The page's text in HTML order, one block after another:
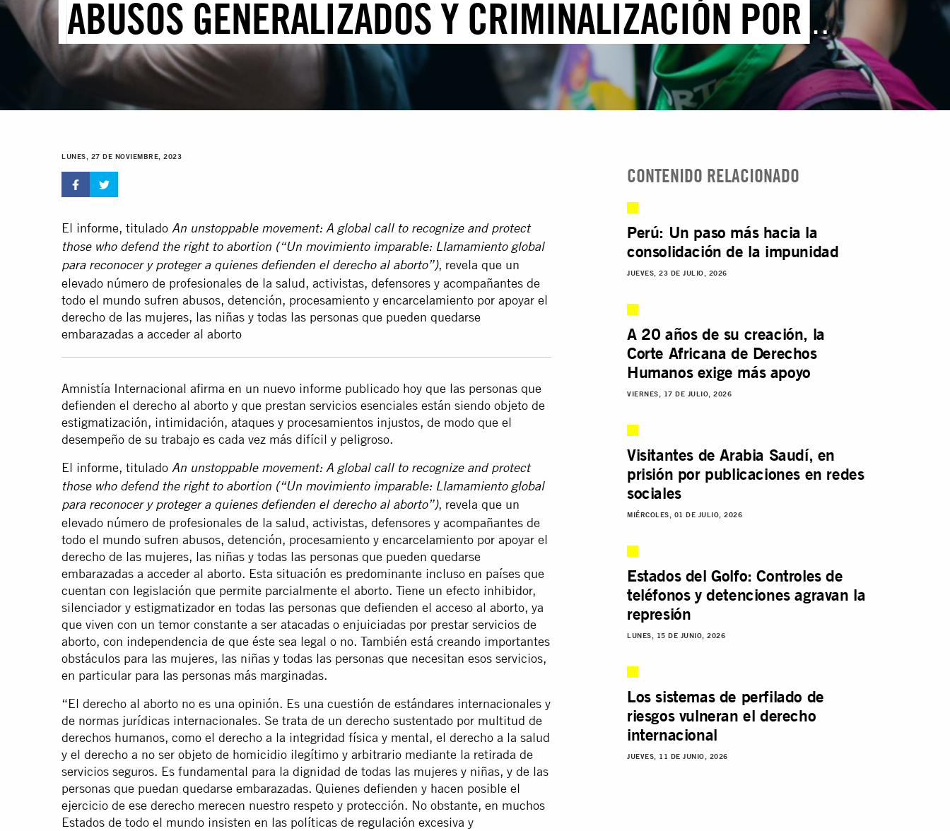
ABUSOS GENERALIZADOS Y CRIMINALIZACIÓN POR
DEFENDER EL DERECHO AL ABORTO
LUNES, 27 DE NOVIEMBRE, 2023
El informe, titulado An unstoppable movement: A global call to recognize and protect
those who defend the right to abortion (“Un movimiento imparable: Llamamiento global
para reconocer y proteger a quienes defienden el derecho al aborto”), revela que un
elevado número de profesionales de la salud, activistas, defensores y acompañantes de
todo el mundo sufren abusos, detención, procesamiento y encarcelamiento por apoyar el
derecho de las mujeres, las niñas y todas las personas que pueden quedarse
embarazadas a acceder al aborto
Amnistía Internacional afirma en un nuevo informe publicado hoy que las personas que
defienden el derecho al aborto y que prestan servicios esenciales están siendo objeto de
estigmatización, intimidación, ataques y procesamientos injustos, de modo que el
desempeño de su trabajo es cada vez más difícil y peligroso.
El informe, titulado An unstoppable movement: A global call to recognize and protect
those who defend the right to abortion (“Un movimiento imparable: Llamamiento global
para reconocer y proteger a quienes defienden el derecho al aborto”), revela que un
elevado número de profesionales de la salud, activistas, defensores y acompañantes de
todo el mundo sufren abusos, detención, procesamiento y encarcelamiento por apoyar el
derecho de las mujeres, las niñas y todas las personas que pueden quedarse
embarazadas a acceder al aborto. Esta situación es predominante incluso en países que
cuentan con legislación que permite parcialmente el aborto. Tiene un efecto inhibidor,
silenciador y estigmatizador en todas las personas que defienden el acceso al aborto, ya
que viven con un temor constante a ser atacadas o enjuiciadas por prestar servicios de
aborto, con independencia de que éste sea legal o no. También está creando importantes
obstáculos para las mujeres, las niñas y todas las personas que necesitan esos servicios,
en particular para las personas más marginadas.
“El derecho al aborto no es una opinión. Es una cuestión de estándares internacionales y
de normas jurídicas internacionales. Se trata de un derecho sustentado por multitud de
derechos humanos, como el derecho a la integridad física y mental, el derecho a la salud
y el derecho a no ser objeto de homicidio ilegítimo y arbitrario mediante la retirada de
servicios seguros. Es fundamental para la dignidad de todas las mujeres y niñas, y de las
personas que puedan quedarse embarazadas. Quienes defienden y hacen posible el
ejercicio de ese derecho merecen nuestro respeto y protección. No obstante, en muchos
Estados de todo el mundo insisten en las políticas de regulación excesiva y
CONTENIDO RELACIONADO
Perú: Un paso más hacia la
consolidación de la impunidad
JUEVES, 23 DE JULIO, 2026
A 20 años de su creación, la
Corte Africana de Derechos
Humanos exige más apoyo
VIERNES, 17 DE JULIO, 2026
Visitantes de Arabia Saudí, en
prisión por publicaciones en redes
sociales
MIÉRCOLES, 01 DE JULIO, 2026
Estados del Golfo: Controles de
teléfonos y detenciones agravan la
represión
LUNES, 15 DE JUNIO, 2026
Los sistemas de perfilado de
riesgos vulneran el derecho
internacional
JUEVES, 11 DE JUNIO, 2026